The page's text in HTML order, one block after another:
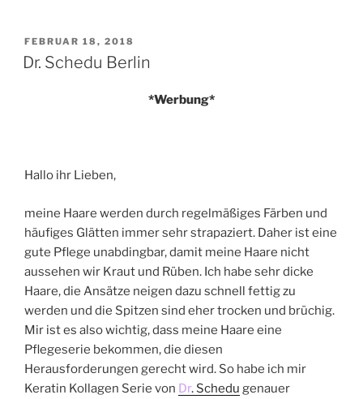
VERÖFFENTLICHT
AM
FEBRUAR 18, 2018
Dr. Schedu Berlin
*Werbung*
Hallo ihr Lieben,
meine Haare werden durch regelmäßiges Färben und
häufiges Glätten immer sehr strapaziert. Daher ist eine
gute Pflege unabdingbar, damit meine Haare nicht
aussehen wir Kraut und Rüben. Ich habe sehr dicke
Haare, die Ansätze neigen dazu schnell fettig zu
werden und die Spitzen sind eher trocken und brüchig.
Mir ist es also wichtig, dass meine Haare eine
Pflegeserie bekommen, die diesen
Herausforderungen gerecht wird. So habe ich mir
Keratin Kollagen Serie von Dr. Schedu genauer